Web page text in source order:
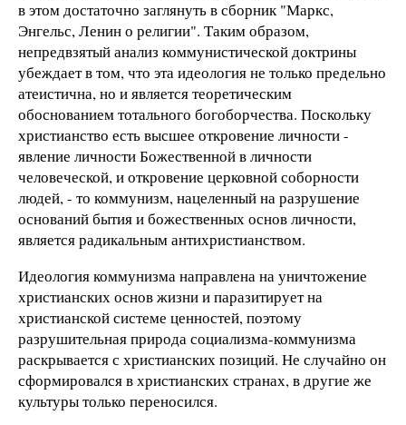
в этом достаточно заглянуть в сборник "Маркс,
Энгельс, Ленин о религии". Таким образом,
непредвзятый анализ коммунистической доктрины
убеждает в том, что эта идеология не только предельно
атеистична, но и является теоретическим
обоснованием тотального богоборчества. Поскольку
христианство есть высшее откровение личности -
явление личности Божественной в личности
человеческой, и откровение церковной соборности
людей, - то коммунизм, нацеленный на разрушение
оснований бытия и божественных основ личности,
является радикальным антихристианством.
Идеология коммунизма направлена на уничтожение
христианских основ жизни и паразитирует на
христианской системе ценностей, поэтому
разрушительная природа социализма-коммунизма
раскрывается с христианских позиций. Не случайно он
сформировался в христианских странах, в другие же
культуры только переносился.